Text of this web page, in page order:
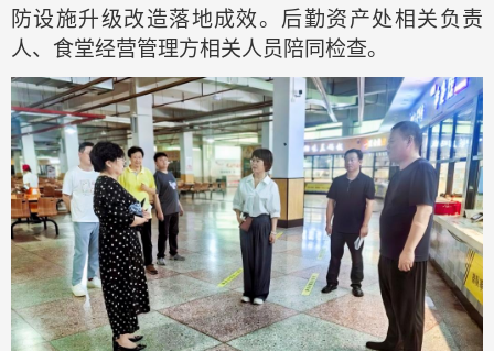
防设施升级改造落地成效。后勤资产处相关负责
人、食堂经营管理方相关人员陪同检查。